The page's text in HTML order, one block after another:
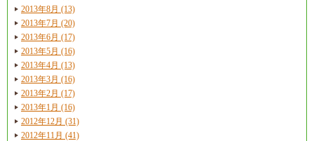
2013年8月 (13)
2013年7月 (20)
2013年6月 (17)
2013年5月 (16)
2013年4月 (13)
2013年3月 (16)
2013年2月 (17)
2013年1月 (16)
2012年12月 (31)
2012年11月 (41)